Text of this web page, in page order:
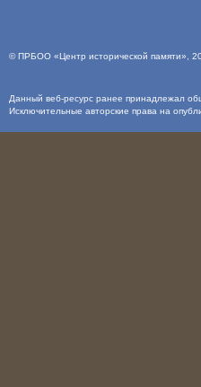
©ПРБОО «Центр исторической памяти» ,
Данный веб-ресурс ранее принадлежал
Исключительные авторские права на